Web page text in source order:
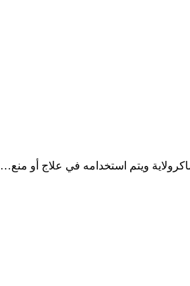
ويتم استخدامه في علاج أو منع…